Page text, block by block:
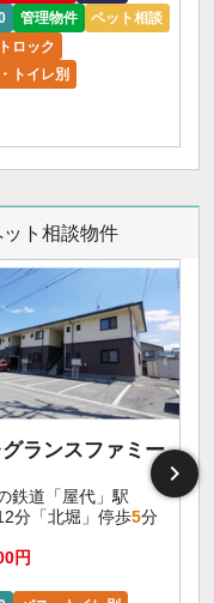
管理物件
ペット相談
ロック
トイレ別
ト相談物件
ランスファミー
鉄道「屋代」駅
分「北堀」停歩5分
円